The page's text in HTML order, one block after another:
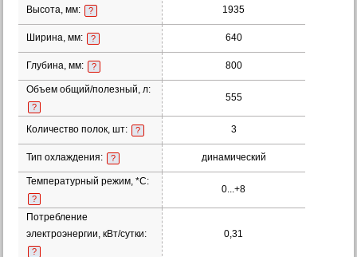
Высота, мм: ? 1935
Ширина, мм: ? 640
Глубина, мм: ? 800
Объем общий/полезный, л:
?
555
Количество полок, шт: ? 3
Тип охлаждения: ? динамический
Температурный режим, *С:
?
0...+8
Потребление
электроэнергии, кВт/сутки:
?
0,31